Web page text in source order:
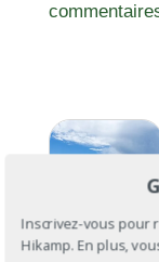
Inscrivez-vous pour
Hikamp. En plus,